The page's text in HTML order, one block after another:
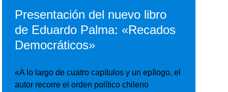
Presentación del nuevo libro
de Eduardo Palma: «Recados
Democráticos»
«A lo largo de cuatro capítulos y un epílogo, el
autor recorre el orden político chileno